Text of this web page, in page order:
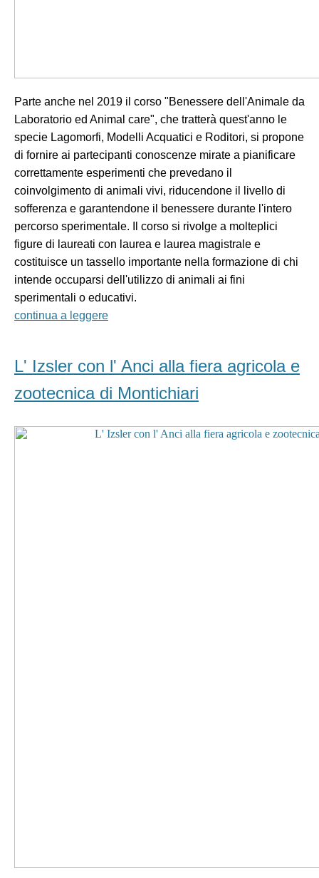
Parte anche nel 2019 il corso "Benessere dell'Animale da
Laboratorio ed Animal care", che tratterà quest'anno le
specie Lagomorfi, Modelli Acquatici e Roditori, si propone
di fornire ai partecipanti conoscenze mirate a pianificare
correttamente esperimenti che prevedano il
coinvolgimento di animali vivi, riducendone il livello di
sofferenza e garantendone il benessere durante l'intero
percorso sperimentale. Il corso si rivolge a molteplici
figure di laureati con laurea e laurea magistrale e
costituisce un tassello importante nella formazione di chi
intende occuparsi dell'utilizzo di animali ai fini
sperimentali o educativi.
continua a leggere
L' Izsler con l' Anci alla fiera agricola e
zootecnica di Montichiari